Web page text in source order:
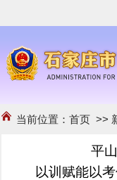
当前位置：首页 >>
平
以训赋能以